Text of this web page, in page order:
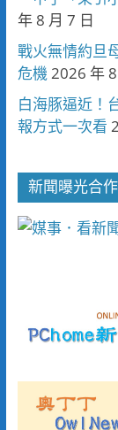
年 8 月 7 日
戰火無情約旦
危機2026 年
白海豚逼近！
報方式一次看
新聞曝光合